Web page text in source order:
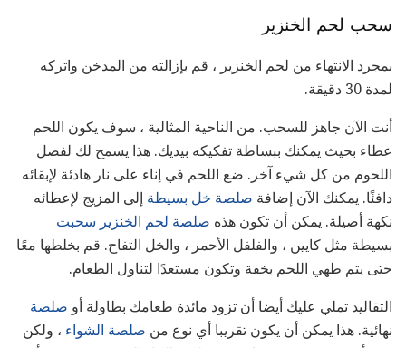
سحب لحم الخنزير
بمجرد الانتهاء من لحم الخنزير ، قم بإزالته من المدخن واتركه
لمدة 30 دقيقة.
أنت الآن جاهز للسحب. من الناحية المثالية ، سوف يكون اللحم
عطاء بحيث يمكنك ببساطة تفكيكه بيديك. هذا يسمح لك لفصل
اللحوم من كل شيء آخر. ضع اللحم في إناء على نار هادئة لإبقائه
دافئًا. يمكنك الآن إضافة صلصة خل بسيطة إلى المزيج لإعطائه
نكهة أصيلة. يمكن أن تكون هذه صلصة لحم الخنزير سحبت
بسيطة مثل كايين ، والفلفل الأحمر ، والخل التفاح. قم بخلطها معًا
حتى يتم طهي اللحم بخفة وتكون مستعدًا لتناول الطعام.
التقاليد تملي عليك أيضا أن تزود مائدة طعامك بطاولة أو صلصة
نهائية. هذا يمكن أن يكون تقريبا أي نوع من صلصة الشواء ، ولكن